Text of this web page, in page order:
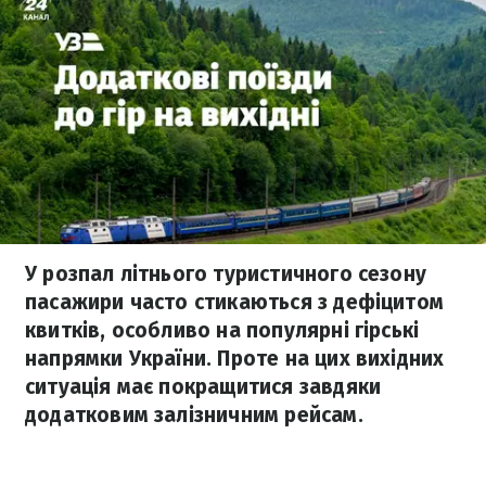
У розпал літнього туристичного сезону
пасажири часто стикаються з дефіцитом
квитків, особливо на популярні гірські
напрямки України. Проте на цих вихідних
ситуація має покращитися завдяки
додатковим залізничним рейсам.